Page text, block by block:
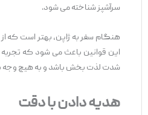
سرآشپز شناخته می‌ شود.
هنگام سفر به ژاپن، بهتر است که از
این قوانین باعث می ‌شود که تجربه
‌شدت لذت ‌بخش باشد و به‌ هیچ ‌وجه بی
هدیه دادن با دقت